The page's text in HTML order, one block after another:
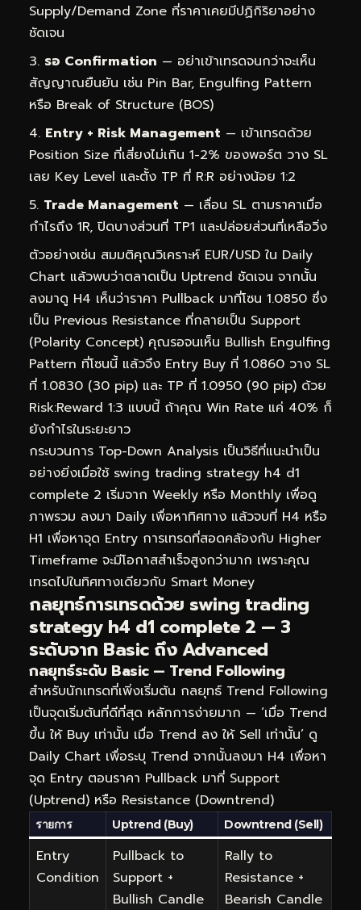
Supply/Demand Zone ที่ราคาเคยมีปฏิกิริยาอย่าง
ชัดเจน
รอ Confirmation — อย่าเข้าเทรดจนกว่าจะเห็น
สัญญาณยืนยัน เช่น Pin Bar, Engulfing Pattern
หรือ Break of Structure (BOS)
Entry + Risk Management — เข้าเทรดด้วย
Position Size ที่เสี่ยงไม่เกิน 1-2% ของพอร์ต วาง SL
เลย Key Level และตั้ง TP ที่ R:R อย่างน้อย 1:2
Trade Management — เลื่อน SL ตามราคาเมื่อ
กำไรถึง 1R, ปิดบางส่วนที่ TP1 และปล่อยส่วนที่เหลือวิ่ง
ตัวอย่างเช่น สมมติคุณวิเคราะห์ EUR/USD ใน Daily
Chart แล้วพบว่าตลาดเป็น Uptrend ชัดเจน จากนั้น
ลงมาดู H4 เห็นว่าราคา Pullback มาที่โซน 1.0850 ซึ่ง
เป็น Previous Resistance ที่กลายเป็น Support
(Polarity Concept) คุณรอจนเห็น Bullish Engulfing
Pattern ที่โซนนี้ แล้วจึง Entry Buy ที่ 1.0860 วาง SL
ที่ 1.0830 (30 pip) และ TP ที่ 1.0950 (90 pip) ด้วย
Risk:Reward 1:3 แบบนี้ ถ้าคุณ Win Rate แค่ 40% ก็
ยังกำไรในระยะยาว
กระบวนการ Top-Down Analysis เป็นวิธีที่แนะนำเป็น
อย่างยิ่งเมื่อใช้ swing trading strategy h4 d1
complete 2 เริ่มจาก Weekly หรือ Monthly เพื่อดู
ภาพรวม ลงมา Daily เพื่อหาทิศทาง แล้วจบที่ H4 หรือ
H1 เพื่อหาจุด Entry การเทรดที่สอดคล้องกับ Higher
Timeframe จะมีโอกาสสำเร็จสูงกว่ามาก เพราะคุณ
เทรดไปในทิศทางเดียวกับ Smart Money
กลยุทธ์การเทรดด้วย swing trading
strategy h4 d1 complete 2 — 3
ระดับจาก Basic ถึง Advanced
กลยุทธ์ระดับ Basic — Trend Following
สำหรับนักเทรดที่เพิ่งเริ่มต้น กลยุทธ์ Trend Following
เป็นจุดเริ่มต้นที่ดีที่สุด หลักการง่ายมาก — ‘เมื่อ Trend
ขึ้น ให้ Buy เท่านั้น เมื่อ Trend ลง ให้ Sell เท่านั้น’ ดู
Daily Chart เพื่อระบุ Trend จากนั้นลงมา H4 เพื่อหา
จุด Entry ตอนราคา Pullback มาที่ Support
(Uptrend) หรือ Resistance (Downtrend)
รายการ Uptrend (Buy) Downtrend (Sell)
Entry
Condition
Pullback to
Support +
Bullish Candle
Rally to
Resistance +
Bearish Candle